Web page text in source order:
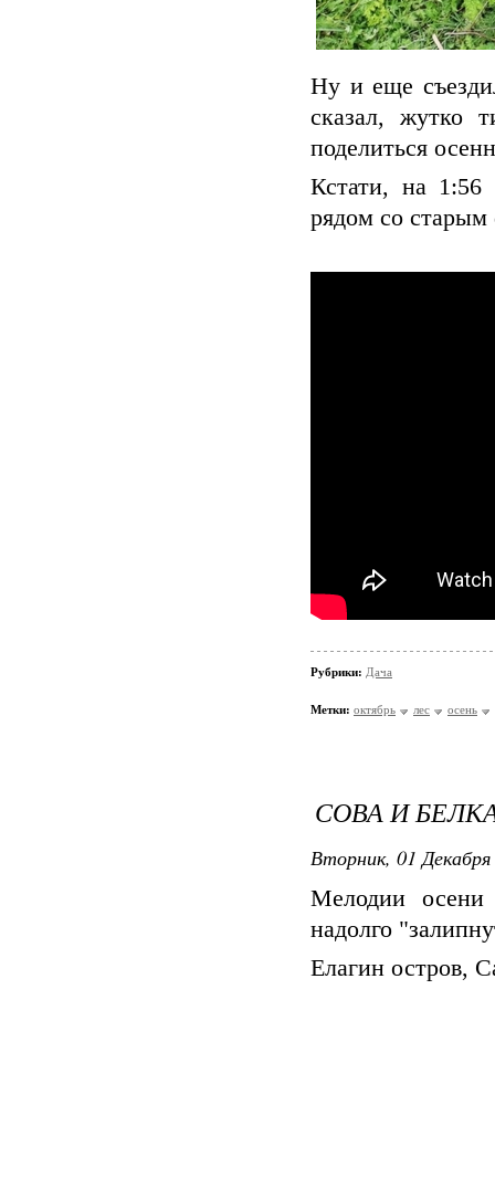
Ну и еще
сказал, жутко
поделиться
Кстати, на
рядом со
Рубрики: Дача
Метки: октябрь лес осень
СОВА И
Вторник, 01
Мелодии
надолго
Елагин остров,